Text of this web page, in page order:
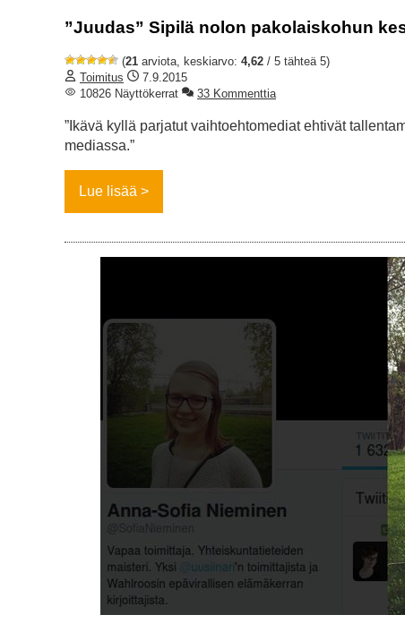
”Juudas” Sipilä nolon pakolaiskohun
(21 arviota, keskiarvo: 4,62 / 5 tähteä 5)
Toimitus
7.9.2015
10826 Näyttökerrat
33 Kommenttia
”Ikävä kyllä parjatut vaihtoehtomediat ehtivät
mediassa.”
Lue lisää